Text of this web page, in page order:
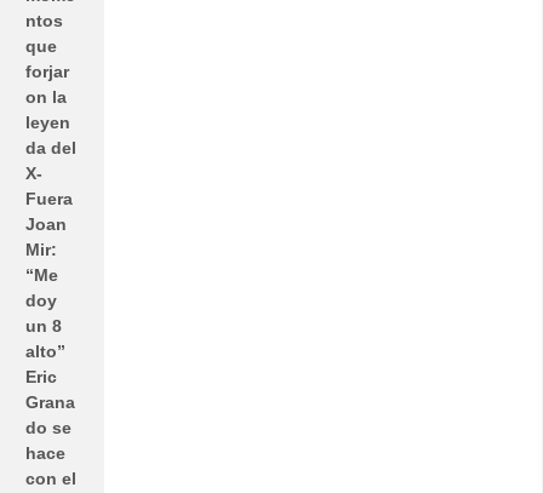
ntos
que
forjar
on la
leyen
da del
X-
Fuera
Joan
Mir:
“Me
doy
un 8
alto”
Eric
Grana
do se
hace
con el